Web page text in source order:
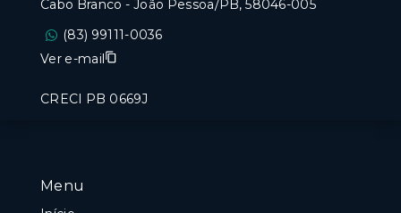
Menu
Cabo Branco - João Pessoa/PB, 58046-005
(83) 99111-0036
Ver e-mail
CRECI PB 0669J